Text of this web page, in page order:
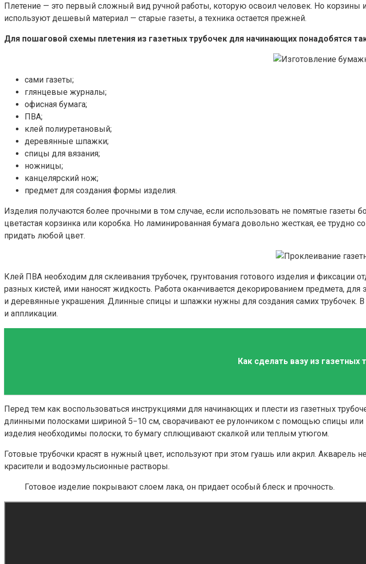
Плетение — это первый сложный вид ручной работы, которую освоил человек. Но корзины
используют дешевый материал — старые газеты, а техника остается прежней.
Для пошаговой схемы плетения из газетных трубочек для начинающих понадобятся
сами газеты;
глянцевые журналы;
офисная бумага;
ПВА;
клей полиуретановый;
деревянные шпажки;
спицы для вязания;
ножницы;
канцелярский нож;
предмет для создания формы изделия.
Изделия получаются более прочными в том случае, если использовать не помятые
цветастая корзинка или коробка. Но ламинированная бумага довольно жесткая, ее
придать любой цвет.
Клей ПВА необходим для склеивания трубочек, грунтования готового изделия и
разных кистей, ими наносят жидкость. Работа оканчивается декорированием предмета,
и деревянные украшения. Длинные спицы и шпажки нужны для создания самих трубочек. В
и аппликации.
Как сделать вазу из газетных
Перед тем как воспользоваться инструкциями для начинающих и плести из газетных
длинными полосками шириной 5−10 см, сворачивают ее рулончиком с помощью спицы
изделия необходимы полоски, то бумагу сплющивают скалкой или теплым утюгом.
Готовые трубочки красят в нужный цвет, используют при этом гуашь или акрил.
красители и водоэмульсионные растворы.
Готовое изделие покрывают слоем лака, он придает особый блеск и прочность.